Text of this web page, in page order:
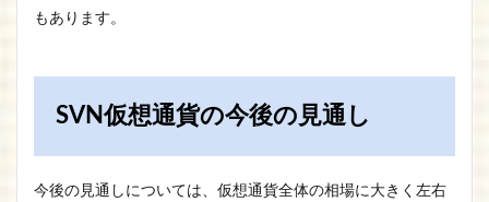
もあります。
SVN仮想通貨の今後の見通し
今後の見通しについては、仮想通貨全体の相場に大きく左右